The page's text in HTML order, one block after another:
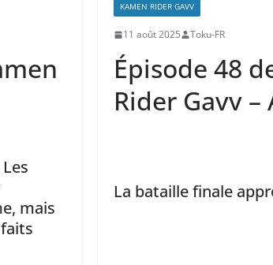
mais
KAMEN RIDER GAVV
11 août 2025 Toku-FR
Épisode 48
Rider Gavv –
La bataille finale